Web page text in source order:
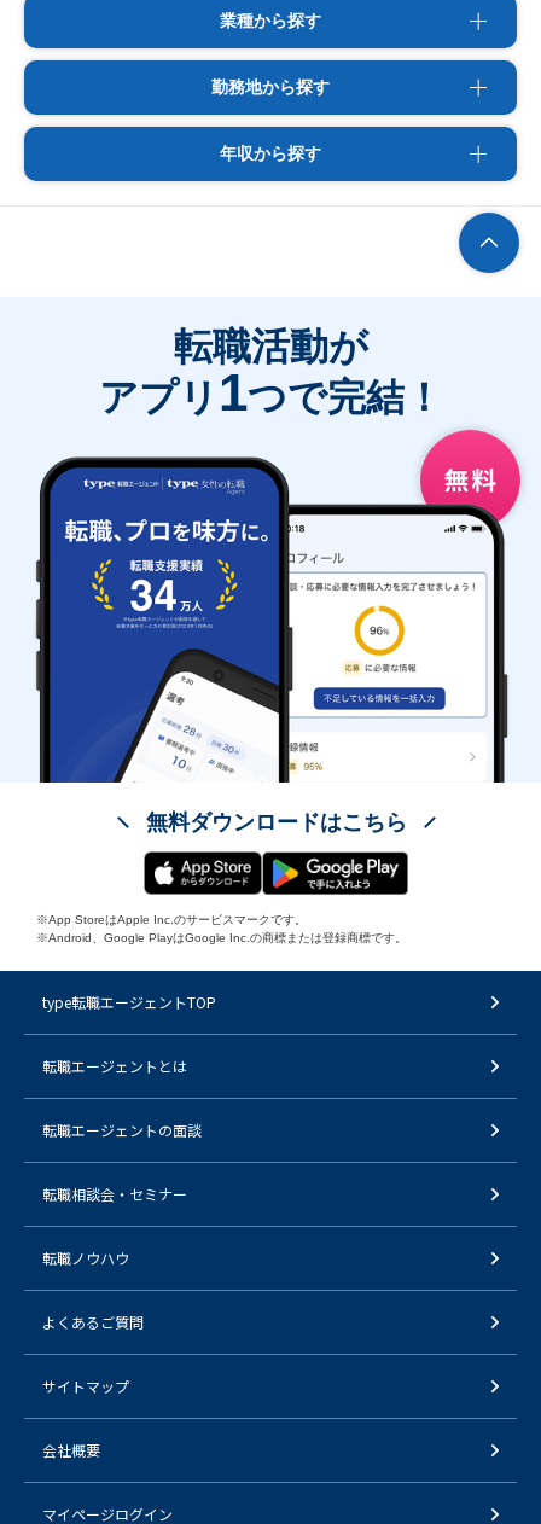
業種から探す
勤務地から探す
年収から探す
転職活動が
アプリ 1つで完結！
無料ダウンロードはこちら
※App StoreはApple Inc.のサービスマークです。
※Android、Google PlayはGoogle Inc.の商標または登録商標です。
type転職エージェントTOP
転職エージェントとは
転職エージェントの面談
転職相談会・セミナー
転職ノウハウ
よくあるご質問
サイトマップ
会社概要
マイページログイン